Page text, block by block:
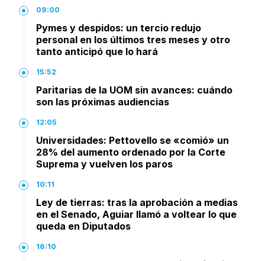
09:00
Pymes y despidos: un tercio redujo
personal en los últimos tres meses y otro
tanto anticipó que lo hará
15:52
Paritarias de la UOM sin avances: cuándo
son las próximas audiencias
12:05
Universidades: Pettovello se «comió» un
28% del aumento ordenado por la Corte
Suprema y vuelven los paros
10:11
Ley de tierras: tras la aprobación a medias
en el Senado, Aguiar llamó a voltear lo que
queda en Diputados
16:10